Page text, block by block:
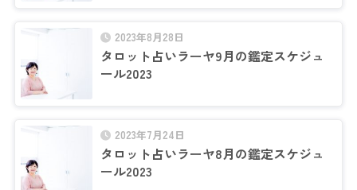
2023年8月28日
タロット占いラーヤ9月の鑑定スケジュ
ール2023
2023年7月24日
タロット占いラーヤ8月の鑑定スケジュ
ール2023